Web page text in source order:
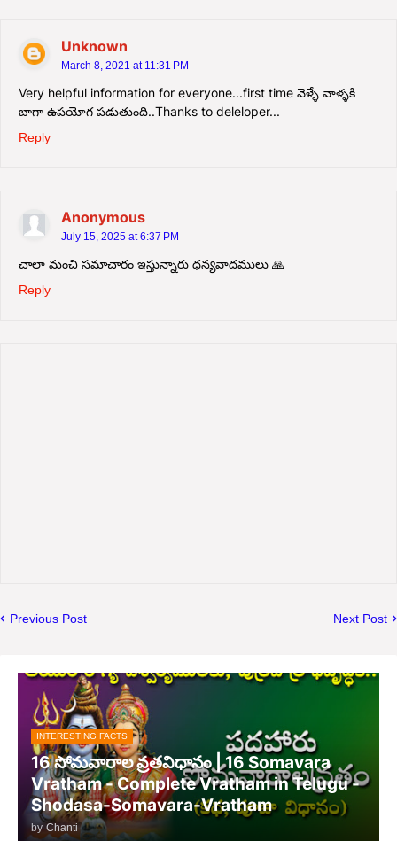
Unknown
March 8, 2021 at 11:31 PM
Very helpful information for everyone...first time వెళ్ళే వాళ్ళకి
బాగా ఉపయోగ పడుతుంది..Thanks to deleloper...
Reply
Anonymous
July 15, 2025 at 6:37 PM
చాలా మంచి సమాచారం ఇస్తున్నారు ధన్యవాదములు 🙏
Reply
Previous Post Next Post
INTERESTING FACTS
16 సోమవారాల వ్రతవిధానం | 16 Somavara
Vratham - Complete Vratham in Telugu -
Shodasa-Somavara-Vratham
by Chanti